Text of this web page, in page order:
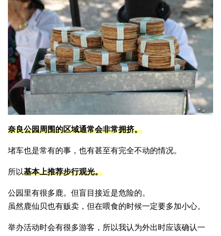
奈良公园周围的区域通常会非常拥挤。
堵车也是常有的事，也有甚至有完全不动的情况。
所以基本上推荐步行观光。
公园里有很多鹿。但盲目接近是危险的。
虽然鹿仙贝也有贩卖，但在喂食的时候一定要多加小心。
举办活动时会有很多游客，所以我认为外出时应该确认一